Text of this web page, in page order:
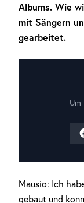
Albums. Wie
mit Sängern
gearbeitet.
Um
Mausio: Ich
gebaut und